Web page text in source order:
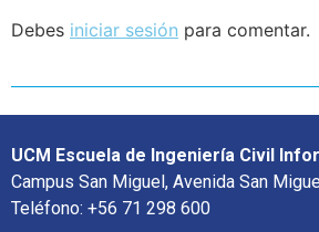
Debes iniciar sesión para comentar.
UCM Escuela de Ingeniería Civil
Campus San Miguel, Avenida San
Teléfono: +56 71 298 600